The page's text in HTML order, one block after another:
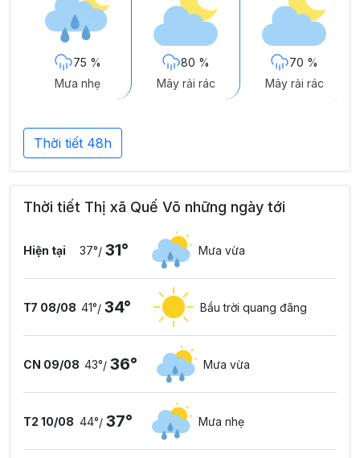
75 %
Mưa nhẹ
80 %
Mây rải rác
70 %
Mây rải rác
Thời tiết 48h
Thời tiết Thị xã Quế Võ những ngày tới
Hiện tại 37°/ 31° Mưa vừa
T7 08/08 41°/ 34° Bầu trời quang đãng
CN 09/08 43°/ 36° Mưa vừa
T2 10/08 44°/ 37° Mưa nhẹ